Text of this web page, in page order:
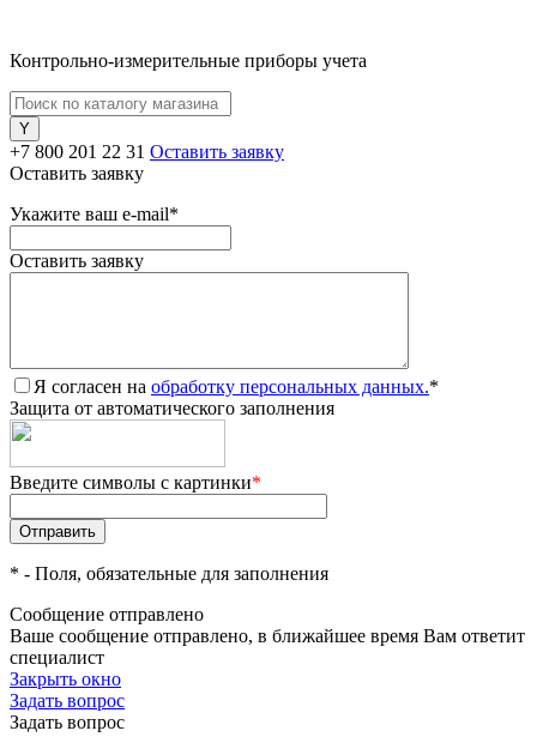
Контрольно-измерительные приборы учета
+7 800 201 22 31 Оставить заявку
Оставить заявку
Укажите ваш e-mail*
Оставить заявку
Я согласен на обработку персональных данных.*
Защита от автоматического заполнения
Введите символы с картинки*
* - Поля, обязательные для заполнения
Сообщение отправлено
Ваше сообщение отправлено, в ближайшее время Вам ответит
специалист
Закрыть окно
Задать вопрос
Задать вопрос